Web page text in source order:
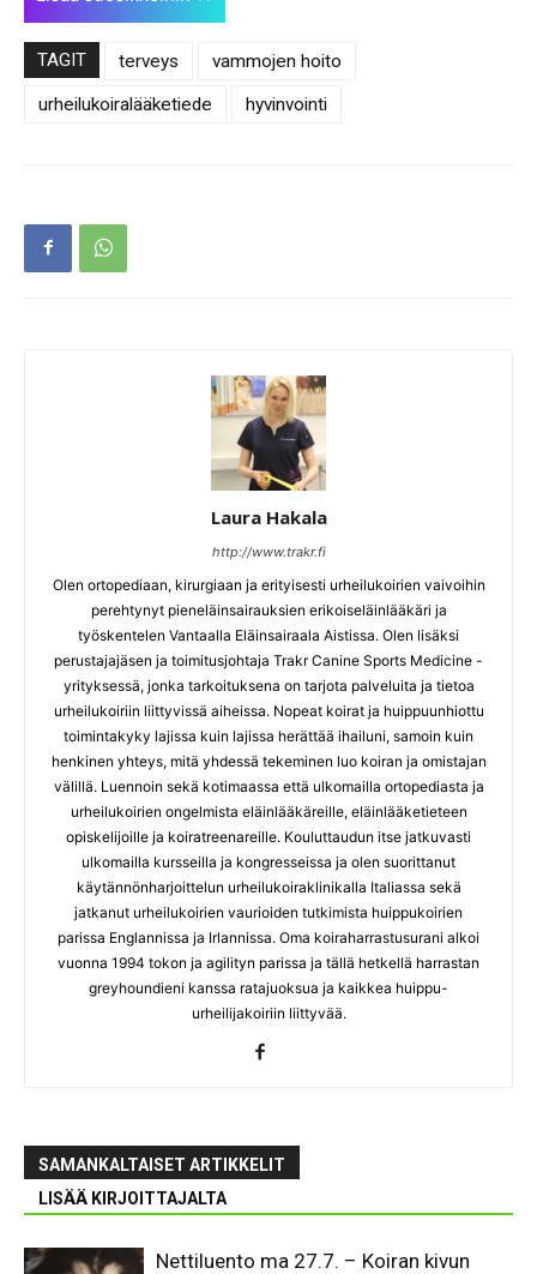
TAGIT terveys
vammojen hoito
urheilukoiralääketiede
hyvinvointi
Laura Hakala
http://www.trakr.fi
Olen ortopediaan, kirurgiaan ja erityisesti urheilukoirien vaivoihin
perehtynyt pieneläinsairauksien erikoiseläinlääkäri ja
työskentelen Vantaalla Eläinsairaala Aistissa. Olen lisäksi
perustajajäsen ja toimitusjohtaja Trakr Canine Sports Medicine -
yrityksessä, jonka tarkoituksena on tarjota palveluita ja tietoa
urheilukoiriin liittyvissä aiheissa. Nopeat koirat ja huippuunhiottu
toimintakyky lajissa kuin lajissa herättää ihailuni, samoin kuin
henkinen yhteys, mitä yhdessä tekeminen luo koiran ja omistajan
välillä. Luennoin sekä kotimaassa että ulkomailla ortopediasta ja
urheilukoirien ongelmista eläinlääkäreille, eläinlääketieteen
opiskelijoille ja koiratreenareille. Kouluttaudun itse jatkuvasti
ulkomailla kursseilla ja kongresseissa ja olen suorittanut
käytännönharjoittelun urheilukoiraklinikalla Italiassa sekä
jatkanut urheilukoirien vaurioiden tutkimista huippukoirien
parissa Englannissa ja Irlannissa. Oma koiraharrastusurani alkoi
vuonna 1994 tokon ja agilityn parissa ja tällä hetkellä harrastan
greyhoundieni kanssa ratajuoksua ja kaikkea huippu-
urheilijakoiriin liittyvää.
SAMANKALTAISET ARTIKKELIT
LISÄÄ KIRJOITTAJALTA
Nettiluento ma 27.7. – Koiran kivun